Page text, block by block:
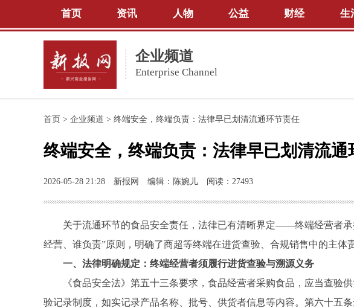
首页 资讯 人物 公益 财经 生
企业频道
Enterprise Channel
首页 > 企业频道 > 终端安全，终端负责：法律早已划清流通环节责任
终端安全，终端负责：法律早已划清流通
2026-05-28 21:28 新报网 编辑：陈婉儿 阅读：27493
关于流通环节的食品安全责任，法律已有清晰界定——终端经营者承
经营、谁负责”原则，明确了商超等终端在进货查验、合规销售中的主体
一、法律明确规定：终端经营者须履行进货查验与溯源义务
《食品安全法》第五十三条要求，食品经营者采购食品，应当查验
验记录制度，如实记录产品名称、批号、供货者信息等内容。第六十五